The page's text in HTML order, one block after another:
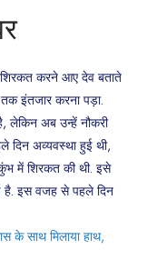
करने आए देव बताते
इंतजार करना पड़ा.
लेकिन अब उन्हें नौकरी
दिन अव्यवस्था हुई थी,
में शिरकत की थी. इसे
है. इस वजह से पहले दिन
के साथ मिलाया हाथ,